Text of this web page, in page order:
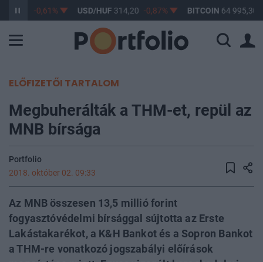
363,17 -0,61% USD/HUF314,20 -0,87% BITCOIN64 995,30
ELŐFIZETŐI TARTALOM
Megbuherálták a THM-et, repül az
MNB bírsága
Portfolio
2018. október 02. 09:33
Az MNB összesen 13,5 millió forint
fogyasztóvédelmi bírsággal sújtotta az Erste
Lakástakarékot, a K&H Bankot és a Sopron Bankot
a THM-re vonatkozó jogszabályi előírások